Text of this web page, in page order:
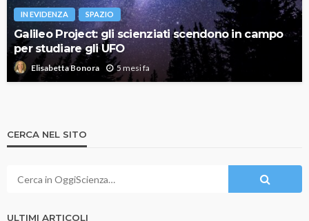
IN EVIDENZA SPAZIO
Galileo Project: gli scienziati scendono in campo
per studiare gli UFO
Elisabetta Bonora 5 mesi fa
CERCA NEL SITO
ULTIMI ARTICOLI